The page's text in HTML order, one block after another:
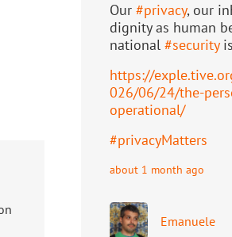
Our #privacy, our
dignity as human
national #security
https://
026/06/24/the-
operational/
#privacyMatters
about 1 month ago
Emanuele